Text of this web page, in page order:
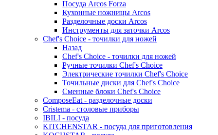
Посуда Arcos Forza
Кухонные ножницы Arcos
Разделочные доски Arcos
Инструменты для заточки Arcos
Chef's Choice - точилки для ножей
Назад
Chef's Choice - точилки для ножей
Ручные точилки Chef's Choice
Электрические точилки Chef's Choice
Точильные диски для Chef's Choice
Сменные блоки Chef's Choice
ComposeEat - разделочные доски
Cristema - столовые приборы
IBILI - посуда
KITCHENSTAR - посуда для приготовления